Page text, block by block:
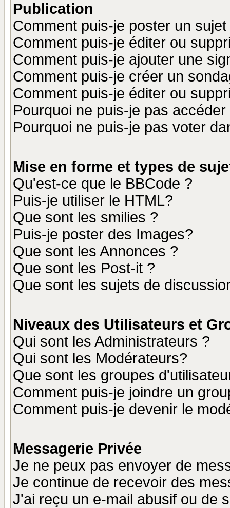
Publication
Comment puis-je poster un
Comment puis-je éditer ou
Comment puis-je ajouter une
Comment puis-je créer un
Comment puis-je éditer ou
Pourquoi ne puis-je pas
Pourquoi ne puis-je pas voter
Mise en forme et types de
Qu'est-ce que le BBCode ?
Puis-je utiliser le HTML?
Que sont les smilies ?
Puis-je poster des Images?
Que sont les Annonces ?
Que sont les Post-it ?
Que sont les sujets de
Niveaux des Utilisateurs et
Qui sont les Administrateurs ?
Qui sont les Modérateurs?
Que sont les groupes
Comment puis-je joindre un
Comment puis-je devenir le
Messagerie Privée
Je ne peux pas envoyer de
Je continue de recevoir des
J'ai reçu un e-mail abusif ou de